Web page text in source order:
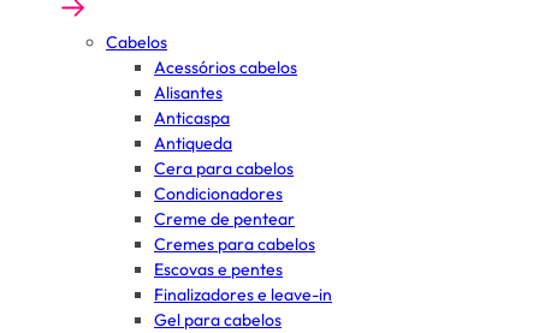
Cabelos
Acessórios cabelos
Alisantes
Anticaspa
Antiqueda
Cera para cabelos
Condicionadores
Creme de pentear
Cremes para cabelos
Escovas e pentes
Finalizadores e leave-in
Gel para cabelos